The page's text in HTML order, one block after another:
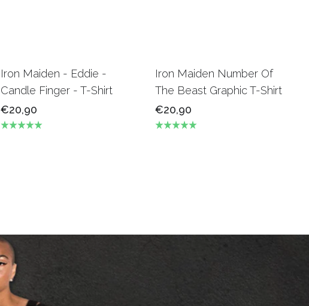
Iron Maiden - Eddie -
Candle Finger - T-Shirt
€20,90
Iron Maiden Number Of
The Beast Graphic T-Shirt
€20,90